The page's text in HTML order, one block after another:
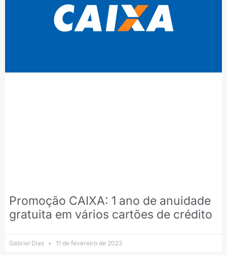
Promoção CAIXA: 1 ano de anuidade
gratuita em vários cartões de crédito
Gabriel Dias 11 de fevereiro de 2023